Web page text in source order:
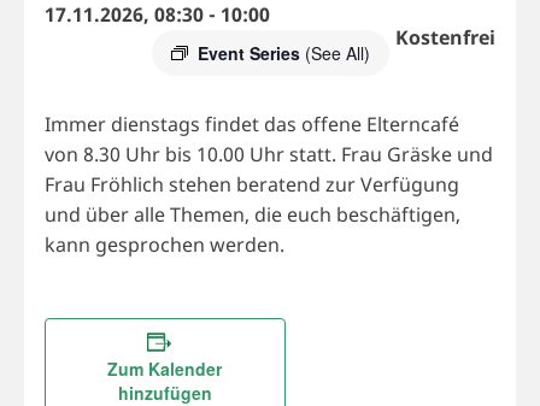
17.11.2026, 08:30- 10:00
Event Series (See All)
Kostenfrei
Immer dienstags findet das offene Elterncafé
von 8.30 Uhr bis 10.00 Uhr statt. Frau Gräske und
Frau Fröhlich stehen beratend zur Verfügung
und über alle Themen, die euch beschäftigen,
kann gesprochen werden.
Zum Kalender
hinzufügen